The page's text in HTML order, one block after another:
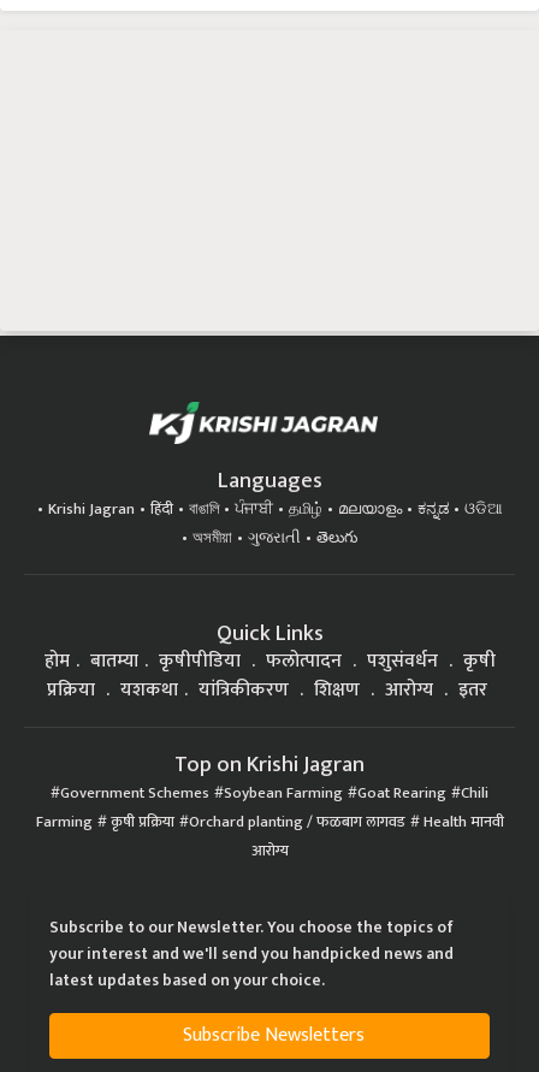
Languages
Krishi Jagran हिंदी বাঙালি ਪੰਜਾਬੀ தமிழ் മലയാളം ಕನ್ನಡ
ଓଡିଆ
অসমীয়া
ગુજરાતી తెలుగు
Quick Links
होम बातम्या कृषीपीडिया फलोत्पादन पशुसंवर्धन
कृषी
प्रक्रिया
यशकथा यांत्रिकीकरण शिक्षण आरोग्य इतर
Top on Krishi Jagran
Government Schemes Soybean Farming Goat Rearing Chili
Farming कृषी प्रक्रिया Orchard planting / फळबाग लागवड Health मानवी
आरोग्य
Subscribe to our Newsletter. You choose the topics of
your interest and we'll send you handpicked news and
latest updates based on your choice.
Subscribe Newsletters